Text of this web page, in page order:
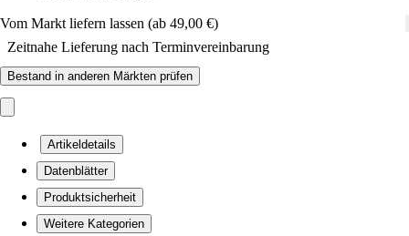
Vom Markt liefern lassen (ab 49,00 €)
Zeitnahe Lieferung nach Terminvereinbarung
Bestand in anderen Märkten prüfen
Artikeldetails
Datenblätter
Produktsicherheit
Weitere Kategorien